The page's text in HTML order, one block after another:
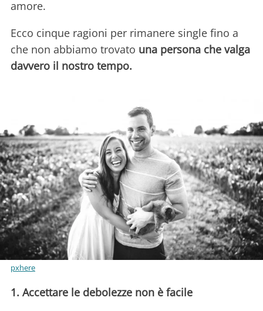
amore.
Ecco cinque ragioni per rimanere single fino a
che non abbiamo trovato una persona che valga
davvero il nostro tempo.
pxhere
1. Accettare le debolezze non è facile